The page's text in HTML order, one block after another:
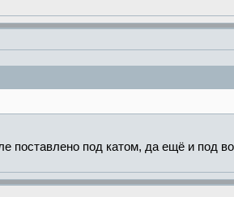
поставлено под катом, да ещё и под